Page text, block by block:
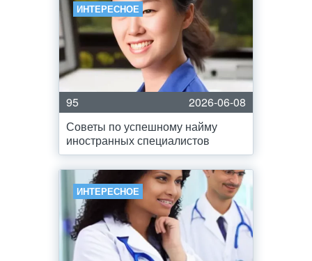
ИНТЕРЕСНОЕ
95
2026-06-08
Советы по успешному найму
иностранных специалистов
ИНТЕРЕСНОЕ